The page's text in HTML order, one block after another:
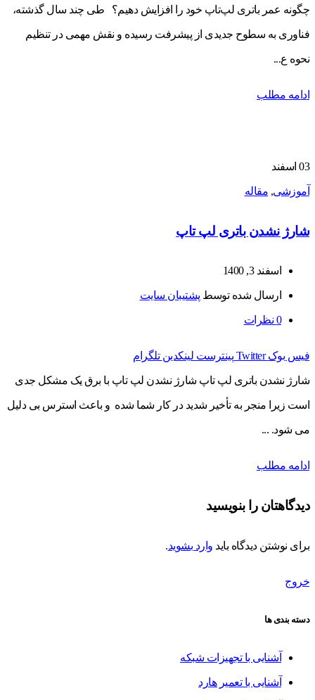
چگونه عمر باتری لپ‌تاپ خود را افزایش دهیم؟ طی چند سال گذشته،
فناوری به سطوح جدیدی از پیشرفت رسیده و نقش مهمی در تنظیم
نحوه ع...
ادامه مطلب
03 اسفند
آموزشی, مقاله
شارژ نشدن باتری لپ تاپ
اسفند 3, 1400
ارسال شده توسط پشتیبان سایت
0 نظرات
فیس بوک Twitter پینترست لینکدین تلگرام
شارژ نشدن باتری لپ تاپ شارژ نشدن لپ تاپ با برق یک مشکل جدی
است زیرا منجر به تأخیر شدید در کار شما شده و باعث استرس بی دلیل
می شود. ...
ادامه مطلب
دیدگاهتان را بنویسید
برای نوشتن دیدگاه باید وارد بشوید.
خروج
دسته بندی ها
آشنایی با تجهیزات شبکه
آشنایی با تعمیر هارد